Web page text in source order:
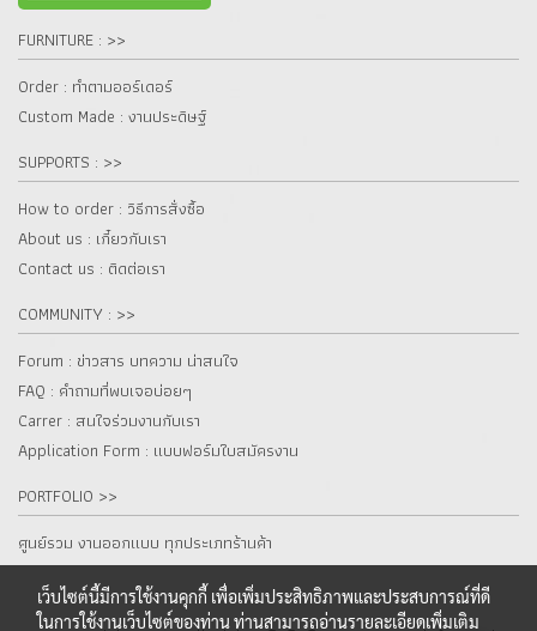
FURNITURE : >>
Order : ทำตามออร์เดอร์
Custom Made : งานประดิษฐ์
SUPPORTS : >>
How to order : วิธีการสั่งซื้อ
About us : เกี๋ยวกับเรา
Contact us : ติดต่อเรา
COMMUNITY : >>
Forum : ข่าวสาร บทความ น่าสนใจ
FAQ : คำถามที่พบเจอบ่อยๆ
Carrer : สนใจร่วมงานกับเรา
Application Form : แบบฟอร์มใบสมัครงาน
PORTFOLIO >>
ศูนย์รวม งานออกแบบ ทุกประเภทร้านค้า
เว็บไซต์นี้มีการใช้งานคุกกี้ เพื่อเพิ่มประสิทธิภาพและประสบการณ์ที่ดี
ในการใช้งานเว็บไซต์ของท่าน ท่านสามารถอ่านรายละเอียดเพิ่มเติม